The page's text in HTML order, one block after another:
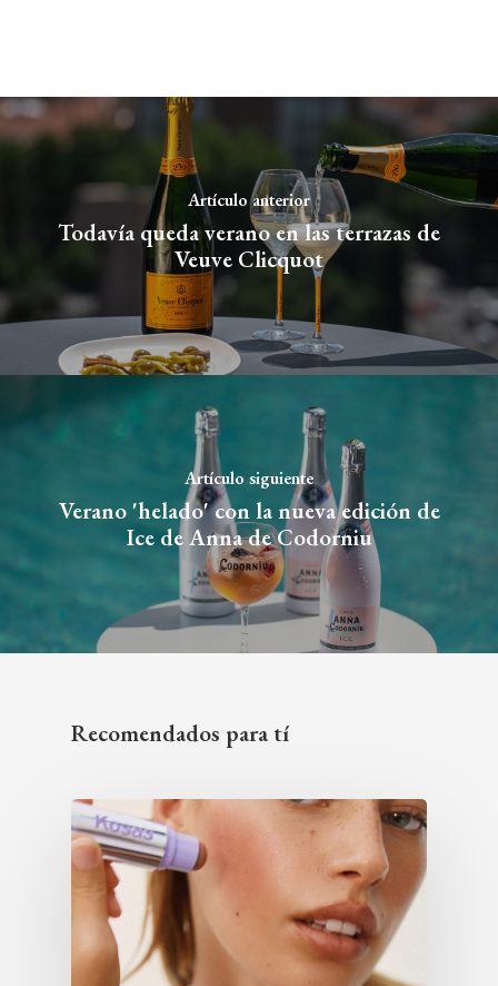
Artículo anterior
Todavía queda verano en las terrazas de
Veuve Clicquot
Artículo siguiente
Verano 'helado' con la nueva edición de
Ice de Anna de Codorniu
Recomendados para tí